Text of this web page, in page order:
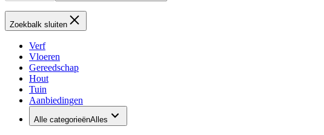
Zoekbalk sluiten
Verf
Vloeren
Gereedschap
Hout
Tuin
Aanbiedingen
Alle categorieënAlles